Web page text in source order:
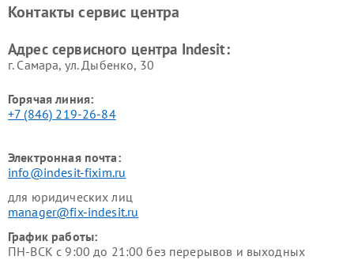
Indesit
Indesit
Контакты сервис центра
Адрес сервисного центра Indesit:
г. Самара, ул. Дыбенко, 30
Горячая линия:
+7 (846) 219-26-84
Электронная почта:
info@indesit-fixim.ru
для юридических лиц
manager@fix-indesit.ru
График работы:
ПН-ВСК с 9:00 до 21:00 без перерывов и выходных